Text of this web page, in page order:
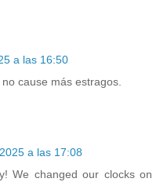
a las 16:50
cause más estragos.
a las 17:08
We changed our clocks on